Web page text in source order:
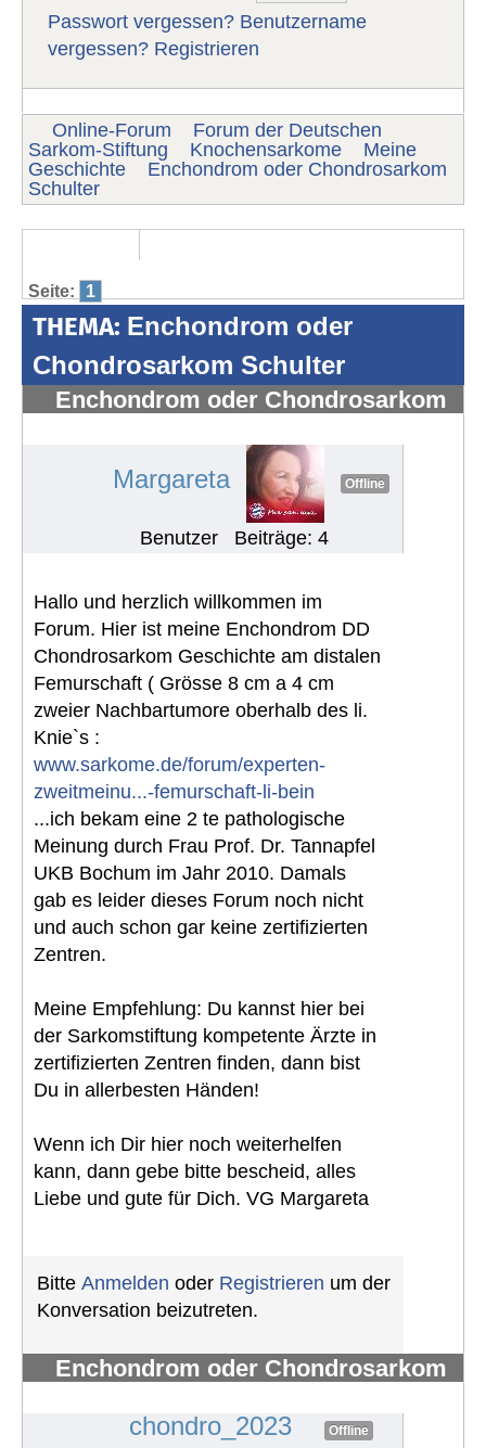
Passwort vergessen? Benutzername
vergessen? Registrieren
Online-Forum
Forum der Deutschen
Sarkom-Stiftung
Knochensarkome
Meine
Geschichte
Enchondrom oder Chondrosarkom
Schulter
Seite: 1
THEMA: Enchondrom oder
Chondrosarkom Schulter
Enchondrom oder Chondrosarkom
Margareta Offline
Benutzer Beiträge: 4
Hallo und herzlich willkommen im
Forum. Hier ist meine Enchondrom DD
Chondrosarkom Geschichte am distalen
Femurschaft ( Grösse 8 cm a 4 cm
zweier Nachbartumore oberhalb des li.
Knie`s :
www.sarkome.de/forum/experten-
zweitmeinu...-femurschaft-li-bein
...ich bekam eine 2 te pathologische
Meinung durch Frau Prof. Dr. Tannapfel
UKB Bochum im Jahr 2010. Damals
gab es leider dieses Forum noch nicht
und auch schon gar keine zertifizierten
Zentren.
Meine Empfehlung: Du kannst hier bei
der Sarkomstiftung kompetente Ärzte in
zertifizierten Zentren finden, dann bist
Du in allerbesten Händen!
Wenn ich Dir hier noch weiterhelfen
kann, dann gebe bitte bescheid, alles
Liebe und gute für Dich. VG Margareta
Bitte Anmelden oder Registrieren um der
Konversation beizutreten.
Enchondrom oder Chondrosarkom
chondro_2023 Offline